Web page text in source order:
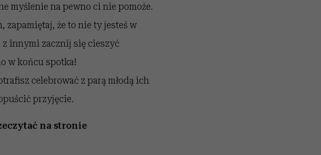
myślenie na pewno ci nie pomoże.
zapamiętaj, że to nie ty jesteś w
z innymi zacznij się cieszyć
w końcu spotka!
celebrować z parą młodą ich
przyjęcie.
na stronie